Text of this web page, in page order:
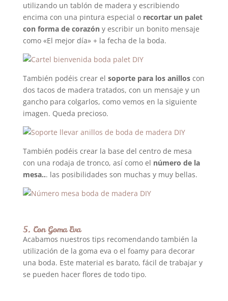
utilizando un tablón de madera y escribiendo
encima con una pintura especial o recortar un palet
con forma de corazóny escribir un bonito mensaje
como «El mejor día» + la fecha de la boda.
También podéis crear el soporte para los anilloscon
dos tacos de madera tratados, con un mensaje y un
gancho para colgarlos, como vemos en la siguiente
imagen. Queda precioso.
También podéis crear la base del centro de mesa
con una rodaja de tronco, así como el número de la
mesa... las posibilidades son muchas y muy bellas.
5. Con Goma Eva
Acabamos nuestros tips recomendando también la
utilización de la goma eva o el foamy para decorar
una boda. Este material es barato, fácil de trabajar y
se pueden hacer flores de todo tipo.